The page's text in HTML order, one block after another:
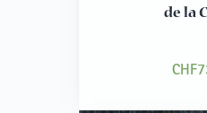
de la
CHF